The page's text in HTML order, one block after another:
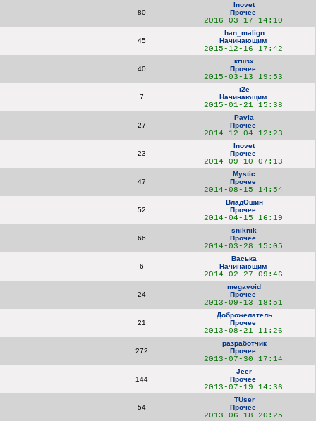
80
Inovet
Прочее
2016-03-17 14:10
45
han_malign
Начинающим
2015-12-16 17:42
40
кгшзх
Прочее
2015-03-13 19:53
7
i2e
Начинающим
2015-01-21 15:38
27
Pavia
Прочее
2014-12-04 12:23
23
Inovet
Прочее
2014-09-10 07:13
47
Mystic
Прочее
2014-08-15 14:54
52
ВладОшин
Прочее
2014-04-15 16:19
66
sniknik
Прочее
2014-03-28 15:05
6
Васька
Начинающим
2014-02-27 09:46
24
megavoid
Прочее
2013-09-13 18:51
21
Доброжелатель
Прочее
2013-08-21 11:26
272
разработчик
Прочее
2013-07-30 17:14
144
Jeer
Прочее
2013-07-19 14:36
54
TUser
Прочее
2013-06-18 20:25